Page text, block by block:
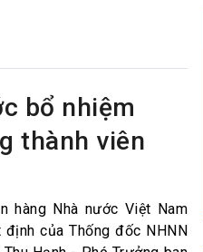
bổ nhiệm
thành viên
hàng Nhà nước Việt Nam
của Thống đốc NHNN